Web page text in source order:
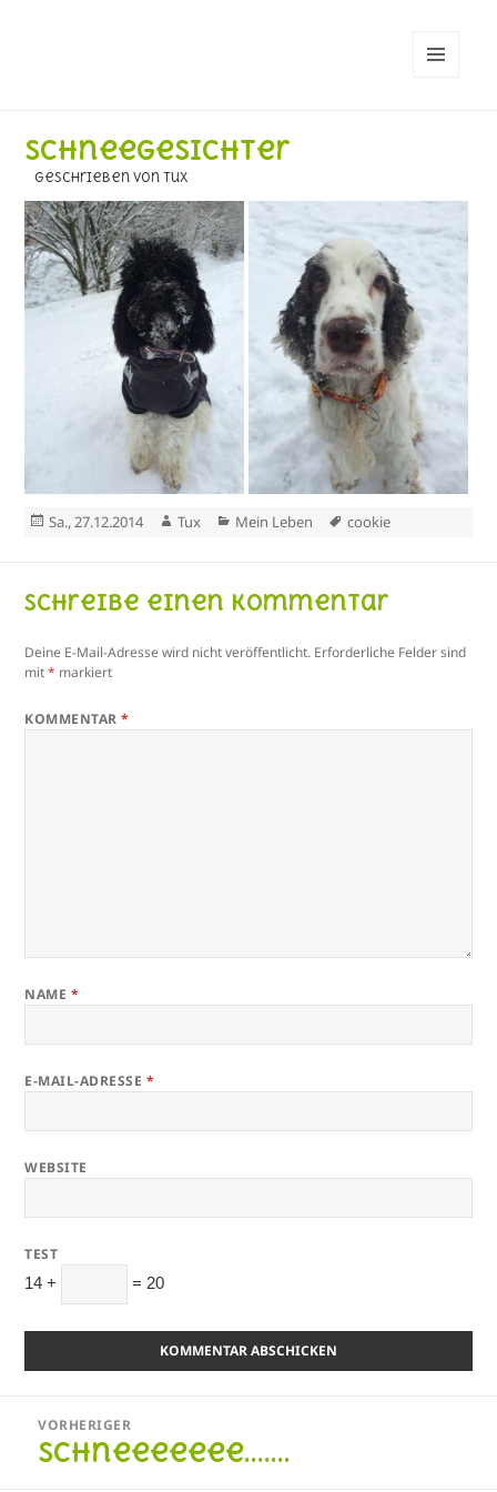
Schneegesichter
geschrieben von Tux
Veröffentlicht
Sa., 27.12.2014 Autor
Tux Kategorien
Mein Leben Schlagwörter
cookie
Schreibe einen Kommentar
Deine E-Mail-Adresse wird nicht veröffentlicht. Erforderliche Felder sind
mit* markiert
KOMMENTAR*
NAME *
E-MAIL-ADRESSE *
WEBSITE
TEST
14 +
= 20
Beitragsnavigation
VORHERIGER
Vorheriger
Schneeeeeee…….